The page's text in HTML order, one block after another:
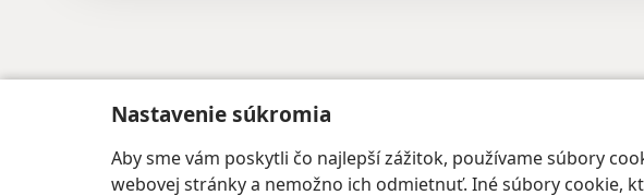
Nastavenie súkromia
Aby sme vám poskytli čo najlepší zážitok, používame súbory
webovej stránky a nemožno ich odmietnuť. Iné súbory cookie,